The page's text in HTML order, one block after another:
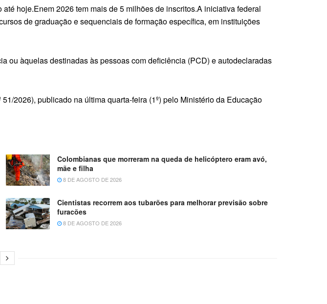
hoje.Enem 2026 tem mais de 5 milhões de inscritos.A iniciativa federal
de graduação e sequenciais de formação específica, em instituições
ou àquelas destinadas às pessoas com deficiência (PCD) e autodeclaradas
2026), publicado na última quarta-feira (1º) pelo Ministério da Educação
Colombianas que morreram na queda de helicóptero eram avó,
mãe e filha
8 DE AGOSTO DE 2026
Cientistas recorrem aos tubarões para melhorar previsão sobre
furacões
8 DE AGOSTO DE 2026